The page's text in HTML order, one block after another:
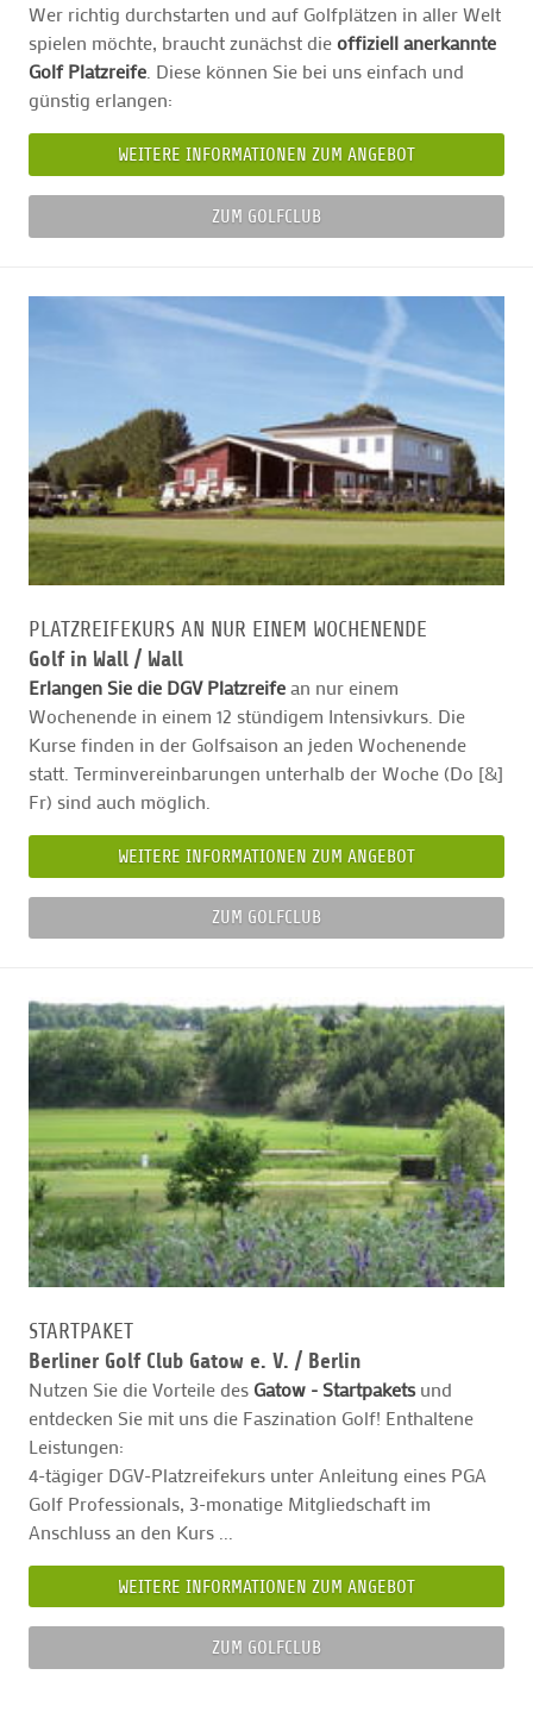
Wer richtig durchstarten und auf Golfplätzen in aller Welt
spielen möchte, braucht zunächst dieoffiziell anerkannte
Golf Platzreife. Diese können Sie bei uns einfach und
günstig erlangen:
WEITERE INFORMATIONEN ZUM ANGEBOT
ZUM GOLFCLUB
PLATZREIFEKURS AN NUR EINEM WOCHENENDE
Golf in Wall / Wall
Erlangen Sie die DGV Platzreifean nur einem
Wochenende in einem 12 stündigem Intensivkurs. Die
Kurse finden in der Golfsaison an jeden Wochenende
statt. Terminvereinbarungen unterhalb der Woche (Do [&]
Fr) sind auch möglich.
WEITERE INFORMATIONEN ZUM ANGEBOT
ZUM GOLFCLUB
STARTPAKET
Berliner Golf Club Gatow e. V. / Berlin
Nutzen Sie die Vorteile des Gatow - Startpaketsund
entdecken Sie mit uns die Faszination Golf! Enthaltene
Leistungen:
4-tägiger DGV-Platzreifekurs unter Anleitung eines PGA
Golf Professionals, 3-monatige Mitgliedschaft im
Anschluss an den Kurs ...
WEITERE INFORMATIONEN ZUM ANGEBOT
ZUM GOLFCLUB